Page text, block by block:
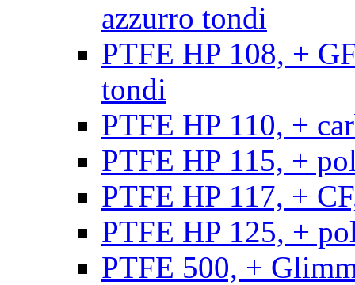
azzurro tondi
PTFE HP 108, +
tondi
PTFE HP 110, +
PTFE HP 115, +
PTFE HP 117, +
PTFE HP 125, +
PTFE 500, +